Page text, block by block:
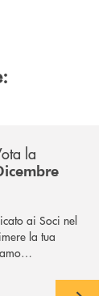
la
ai Soci nel
la tua